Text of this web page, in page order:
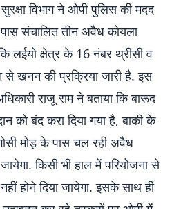
विभाग ने ओपी पुलिस की मदद
संचालित तीन अवैध कोयला
लईयो क्षेत्र के 16 नंबर थ्रीसी व
खनन की प्रक्रिया जारी है. इस
राजू राम ने बताया कि बारूद
को बंद करा दिया गया है, बाकी के
मोड़ के पास चल रही अवैध
किसी भी हाल में परियोजना से
होने दिया जायेगा. इसके साथ ही